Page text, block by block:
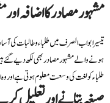
مشہور مصادر کا اضافہ
تیسیر ابواب الصرف میں طلباء و طالبات
ہونے والے مشہور مصادر بھی لکھ دیے گئے
طلباء کو لغت کی وسعت معلوم ہوتی ہے اور وہ